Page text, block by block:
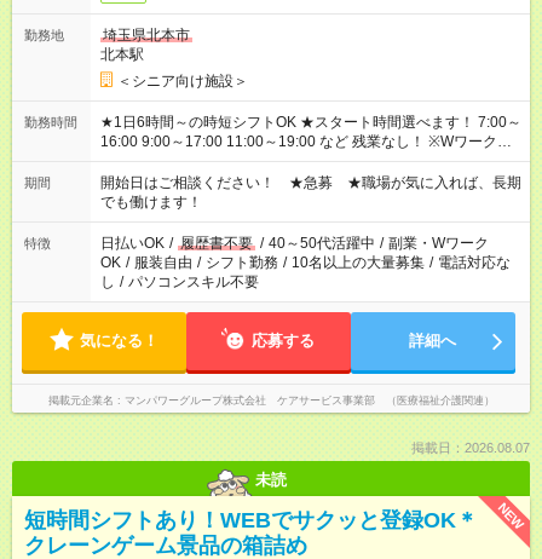
勤務地
埼玉県北本市
北本駅
＜シニア向け施設＞
勤務時間
★1日6時間～の時短シフトOK ★スタート時間選べます！ 7:00～
16:00 9:00～17:00 11:00～19:00 など 残業なし！ ※Wワークの
場合、他のお仕事と合わせ週40時間超の就業はご案内できませ
ん ※法令に基づき、週20時間以上勤務は社会保険への加入対象
となります ※労働者派遣法（日雇い派遣の原則禁止）により、
短時間・短期間の就業はご案内が難しい場合があります
期間
開始日はご相談ください！ ★急募 ★職場が気に入れば、長期
でも働けます！
特徴 日払いOK / 履歴書不要 / 40～50代活躍中 / 副業・Wワーク
OK / 服装自由 / シフト勤務 / 10名以上の大量募集 / 電話対応な
し / パソコンスキル不要
気になる！ 応募する 詳細へ
掲載元企業名 マンパワーグループ株式会社 ケアサービス事業部 （医療福祉介護関連）
掲載日：2026.08.07
未読
NEW
短時間シフトあり！WEBでサクッと登録OK＊
クレーンゲーム景品の箱詰め